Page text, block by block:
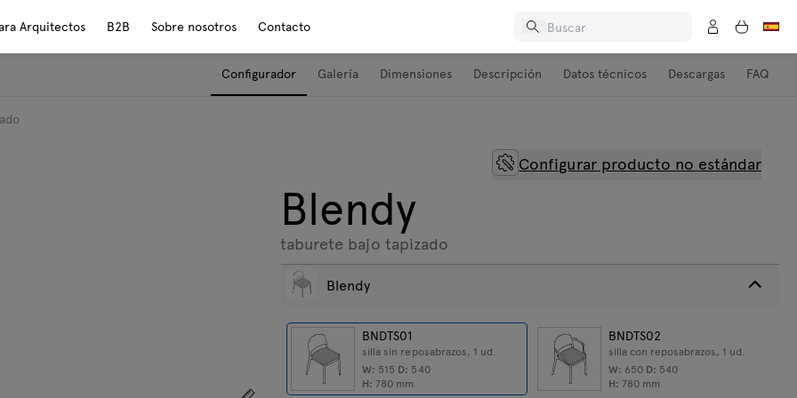
Arquitectos B2B Sobre nosotros Contacto
Configurador Galería Dimensiones Descripción Datos técnicos Descargas FAQ
Configurar producto no estándar
taburete bajo tapizado
Blendy
Blendy
BNDTS01
silla sin reposabrazos, 1 ud.
W: 515 D: 540
H: 780 mm
BNDTS02
silla con reposabrazos, 1 ud.
W: 650 D: 540
H: 780 mm